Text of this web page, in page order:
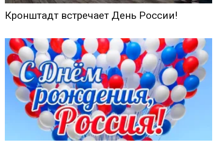
Кронштадт встречает День России!